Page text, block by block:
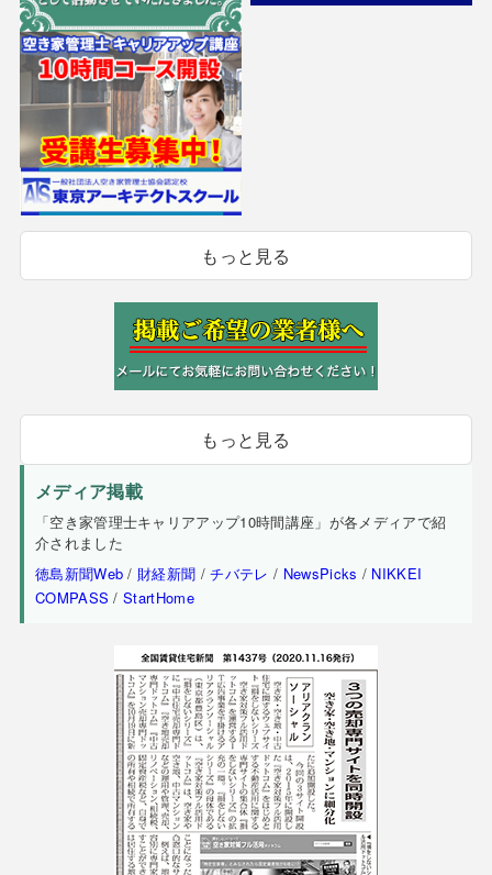
もっと見る
もっと見る
メディア掲載
「空き家管理士キャリアアップ10時間講座」が各メディアで紹
介されました
徳島新聞Web / 財経新聞 /チバテレ / NewsPicks / NIKKEI
COMPASS /StartHome